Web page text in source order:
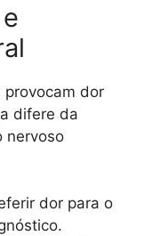
provocam dor
difere da
nervoso
dor para o